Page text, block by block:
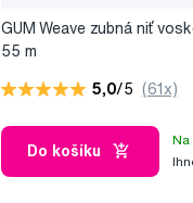
GUM Weave zubná niť
55 m
5,0/5 (61x)
Do košíku
Na